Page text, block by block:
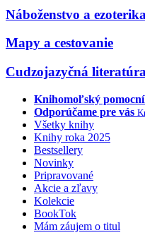
Náboženstvo a ezoterika
Mapy a cestovanie
Cudzojazyčná literatúra
Knihomoľský
Odporúčame pre vás
Všetky knihy
Knihy roka 2025
Bestsellery
Novinky
Pripravované
Akcie a zľavy
Kolekcie
BookTok
Mám záujem o titul